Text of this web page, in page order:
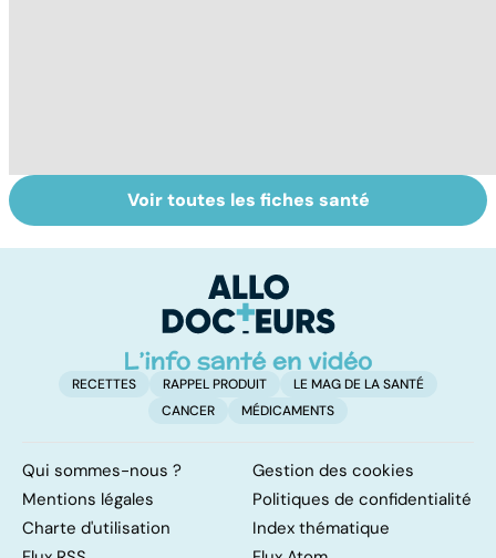
Conjonctivite,
kératite, uvéite :
Faites un pied de
nez à la rhinite
Voir toutes les fiches santé
RECETTES RAPPEL PRODUIT
LE MAG DE LA SANTÉ
CANCER
MÉDICAMENTS
Qui sommes-nous ?
Gestion des cookies
Mentions légales
Politiques de confidentialité
Charte d'utilisation
Index thématique